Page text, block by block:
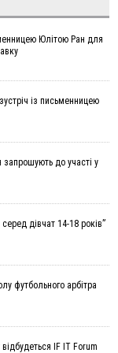
до університетів.
на 10%, але до
поліції про
виготовляв
спека до 39°
з цистерни
оновили правила
Юлітою Ран для
із письменницею
запрошують до участі у
дівчат 14-18 років”
футбольного арбітра
IF IT Forum